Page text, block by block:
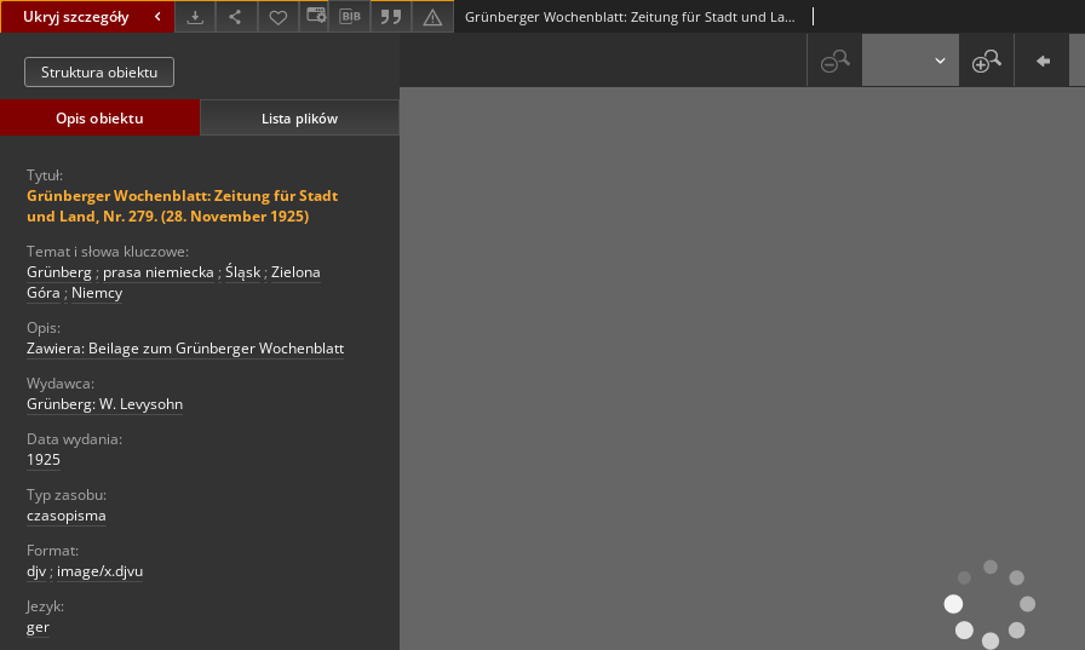
Ukryj szczegóły Grünberger Wochenblatt: Zeitung für Stadt und Land, Nr. 279. (28. November 1925)
Struktura obiektu
Opis obiektu Lista plików
Tytuł:
Grünberger Wochenblatt: Zeitung für Stadt
und Land, Nr. 279. (28. November 1925)
Temat i słowa kluczowe:
Grünberg ; prasa niemiecka ; Śląsk ; Zielona
Góra ; Niemcy
Opis:
Zawiera: Beilage zum Grünberger Wochenblatt
Wydawca:
Grünberg: W. Levysohn
Data wydania:
1925
Typ zasobu:
czasopisma
Format:
djv ; image/x.djvu
Jezyk:
ger